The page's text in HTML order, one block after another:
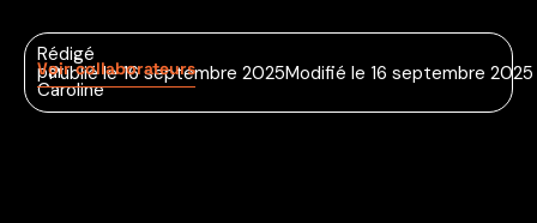
Rédigé
par
Caroline
Voir collaborateurs
Publié le 16 septembre 2025Modifié le 16 septembre 2025